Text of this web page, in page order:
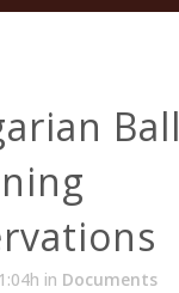
Ball
in Documents